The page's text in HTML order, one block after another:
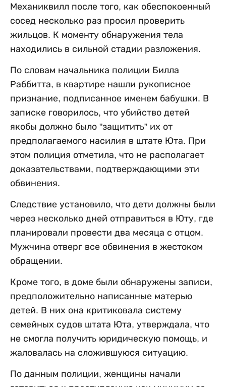
Механиквилл после того, как обеспокоенный
сосед несколько раз просил проверить
жильцов. К моменту обнаружения тела
находились в сильной стадии разложения.
По словам начальника полиции Билла
Раббитта, в квартире нашли рукописное
признание, подписанное именем бабушки. В
записке говорилось, что убийство детей
якобы должно было "защитить” их от
предполагаемого насилия в штате Юта. При
этом полиция отметила, что не располагает
доказательствами, подтверждающими эти
обвинения.
Следствие установило, что дети должны были
через несколько дней отправиться в Юту, где
планировали провести два месяца с отцом.
Мужчина отверг все обвинения в жестоком
обращении.
Кроме того, в доме были обнаружены записи,
предположительно написанные матерью
детей. В них она критиковала систему
семейных судов штата Юта, утверждала, что
не смогла получить юридическую помощь, и
жаловалась на сложившуюся ситуацию.
По данным полиции, женщины начали